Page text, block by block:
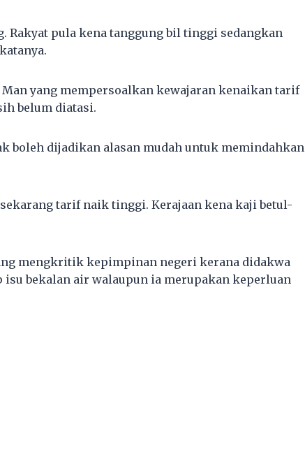
Rakyat pula kena tanggung bil tinggi sedangkan
yang mempersoalkan kewajaran kenaikan tarif
belum diatasi.
boleh dijadikan alasan mudah untuk memindahkan
tarif naik tinggi. Kerajaan kena kaji betul-
mengkritik kepimpinan negeri kerana didakwa
isu bekalan air walaupun ia merupakan keperluan